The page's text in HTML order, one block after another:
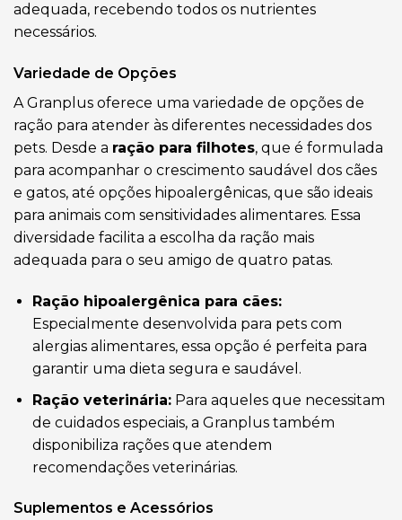
adequada, recebendo todos os nutrientes
necessários.
Variedade de Opções
A Granplus oferece uma variedade de opções de
ração para atender às diferentes necessidades dos
pets. Desde a ração para filhotes, que é formulada
para acompanhar o crescimento saudável dos cães
e gatos, até opções hipoalergênicas, que são ideais
para animais com sensitividades alimentares. Essa
diversidade facilita a escolha da ração mais
adequada para o seu amigo de quatro patas.
Ração hipoalergênica para cães:
Especialmente desenvolvida para pets com
alergias alimentares, essa opção é perfeita para
garantir uma dieta segura e saudável.
Ração veterinária:Para aqueles que necessitam
de cuidados especiais, a Granplus também
disponibiliza rações que atendem
recomendações veterinárias.
Suplementos e Acessórios